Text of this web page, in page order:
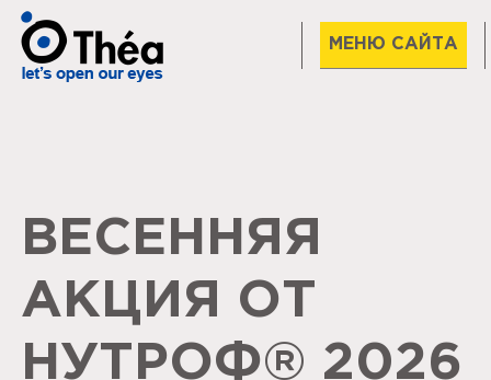
МЕНЮ САЙТА
ВЕСЕННЯЯ
АКЦИЯ ОТ
НУТРОФ® 2026